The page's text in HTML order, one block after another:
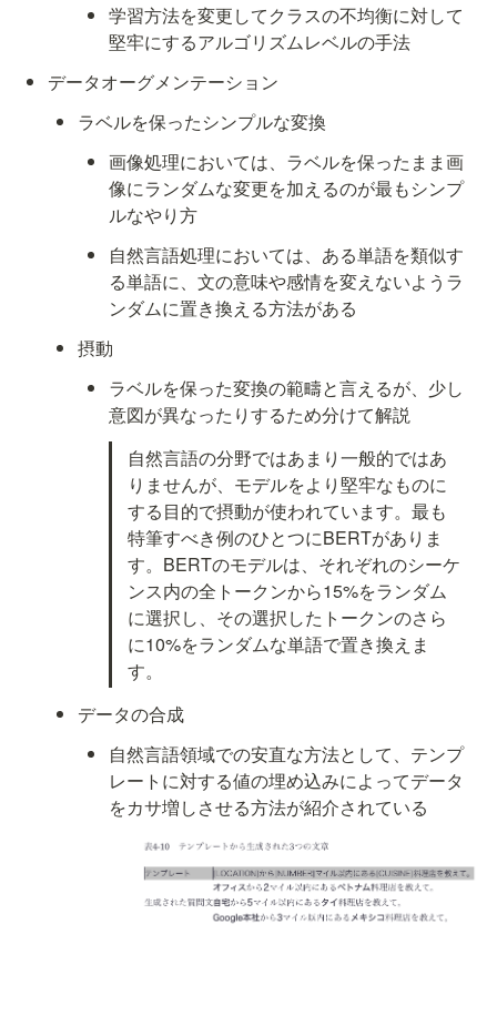
学習方法を変更してクラスの不均衡に対して
堅牢にするアルゴリズムレベルの手法
データオーグメンテーション
ラベルを保ったシンプルな変換
画像処理においては、ラベルを保ったまま画
像にランダムな変更を加えるのが最もシンプ
ルなやり方
自然言語処理においては、ある単語を類似す
る単語に、文の意味や感情を変えないようラ
ンダムに置き換える方法がある
摂動
ラベルを保った変換の範疇と言えるが、少し
意図が異なったりするため分けて解説
自然言語の分野ではあまり一般的ではあ
りませんが、モデルをより堅牢なものに
する目的で摂動が使われています。最も
特筆すべき例のひとつにBERTがありま
す。BERTのモデルは、それぞれのシーケ
ンス内の全トークンから15%をランダム
に選択し、その選択したトークンのさら
に10%をランダムな単語で置き換えま
す。
データの合成
自然言語領域での安直な方法として、テンプ
レートに対する値の埋め込みによってデータ
をカサ増しさせる方法が紹介されている